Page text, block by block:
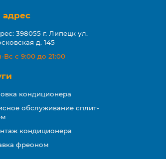
398055 г. Липецк ул.
д. 145
Вс с 9:00 до 21:00
кондиционера
обслуживание сплит-
кондиционера
фреоном